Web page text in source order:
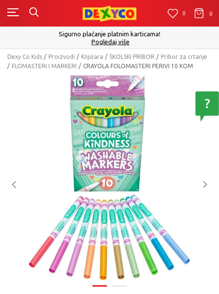
0 0
Sigurno plaćanje platnim karticama!
Pogledaj više
Dexy Co Kids Proizvodi Knjižara ŠKOLSKI PRIBOR
Pribor za crtanje
FLOMASTERI I MARKERI
CRAYOLA FOLOMASTERI PERIVI 10 KOM